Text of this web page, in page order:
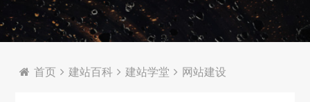
首页 建站百科 建站学堂 网站建设